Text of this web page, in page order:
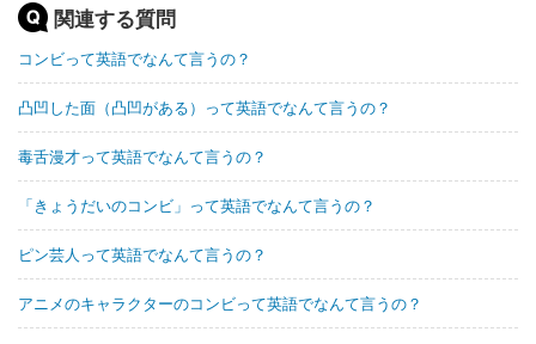
関連する質問
コンビって英語でなんて言うの？
凸凹した面（凸凹がある）って英語でなんて言うの？
毒舌漫才って英語でなんて言うの？
「きょうだいのコンビ」って英語でなんて言うの？
ピン芸人って英語でなんて言うの？
アニメのキャラクターのコンビって英語でなんて言うの？